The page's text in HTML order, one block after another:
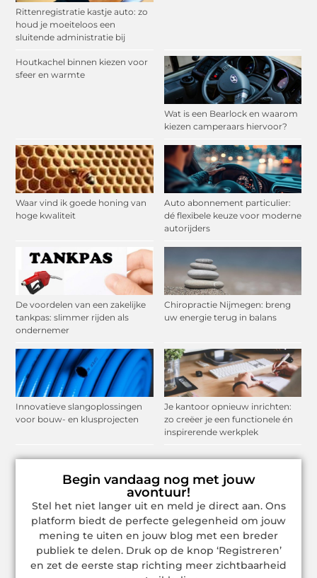
Rittenregistratie kastje auto: zo
houd je moeiteloos een
sluitende administratie bij
Houtkachel binnen kiezen voor
sfeer en warmte
Wat is een Bearlock en waarom
kiezen camperaars hiervoor?
Waar vind ik goede honing van
hoge kwaliteit
Auto abonnement particulier:
dé flexibele keuze voor moderne
autorijders
De voordelen van een zakelijke
tankpas: slimmer rijden als
ondernemer
Chiropractie Nijmegen: breng
uw energie terug in balans
Innovatieve slangoplossingen
voor bouw- en klusprojecten
Je kantoor opnieuw inrichten:
zo creëer je een functionele én
inspirerende werkplek
Begin vandaag nog met jouw
avontuur!
Stel het niet langer uit en meld je direct aan. Ons
platform biedt de perfecte gelegenheid om jouw
mening te uiten en jouw blog met een breder
publiek te delen. Druk op de knop ‘Registreren’
en zet de eerste stap richting meer zichtbaarheid